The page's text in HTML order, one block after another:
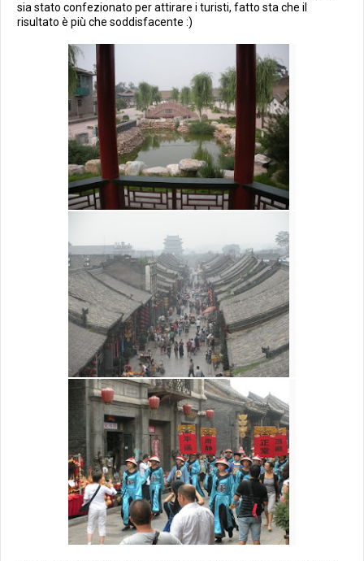
sia stato confezionato per attirare i turisti, fatto sta che il
risultato è più che soddisfacente :)